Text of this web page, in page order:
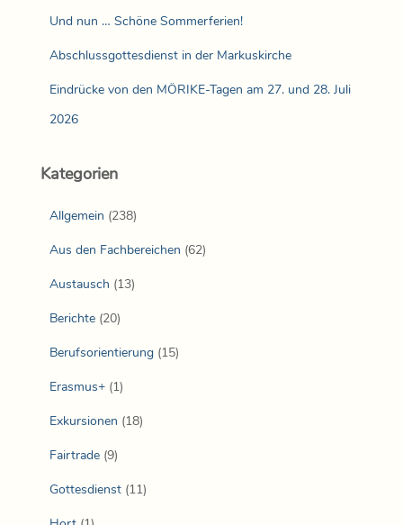
Und nun … Schöne Sommerferien!
Abschlussgottesdienst in der Markuskirche
Eindrücke von den MÖRIKE-Tagen am 27. und 28. Juli
2026
Kategorien
Allgemein (238)
Aus den Fachbereichen (62)
Austausch (13)
Berichte (20)
Berufsorientierung (15)
Erasmus+ (1)
Exkursionen (18)
Fairtrade (9)
Gottesdienst (11)